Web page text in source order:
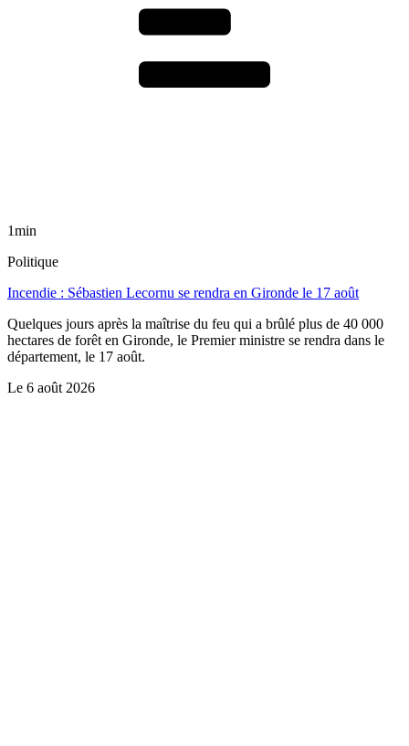
1min
Politique
Incendie : Sébastien Lecornu se rendra en Gironde le 17 août
Quelques jours après la maîtrise du feu qui a brûlé plus de 40 000
hectares de forêt en Gironde, le Premier ministre se rendra dans le
département, le 17 août.
Le 6 août 2026